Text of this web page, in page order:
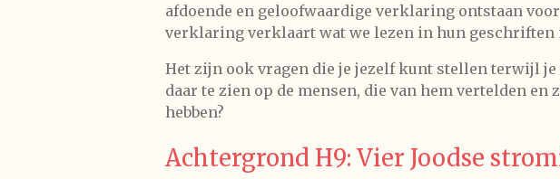
afdoende en geloofwaardige verklaring ontstaan
verklaring verklaart wat we lezen in hun geschriften
Het zijn ook vragen die je jezelf kunt stellen terwijl je
daar te zien op de mensen, die van hem vertelden
hebben?
Achtergrond H9: Vier Joodse